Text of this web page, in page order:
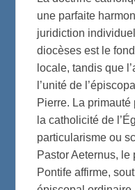
une parfaite
juridiction
diocèses est le
locale, tandis que
l’unité de
Pierre. La primauté
la catholicité de
particularisme ou
Pastor Aeternus,
Pontife affirme,